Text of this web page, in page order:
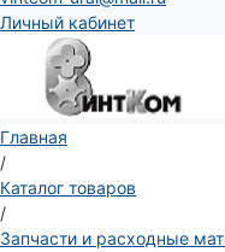
Личный кабинет
Главная
/
Каталог товаров
/
Запчасти и расходные